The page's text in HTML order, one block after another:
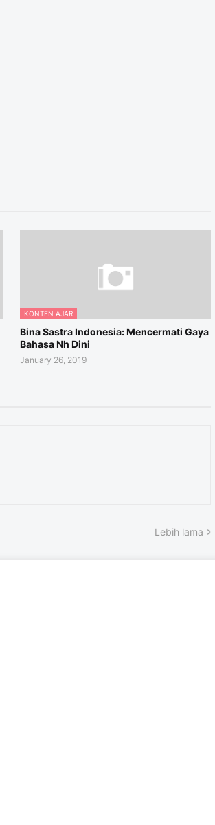
KONTEN AJAR
Bina Sastra Indonesia: Mencermati Gaya
Bahasa Nh Dini
January 26, 2019
Lebih lama